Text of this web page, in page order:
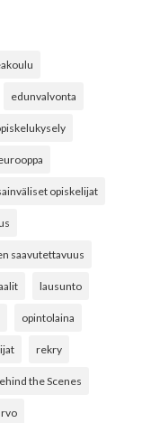
edunvalvonta
opiskelijat
saavutettavuus
lausunto
opintolaina
rekry
the Scenes